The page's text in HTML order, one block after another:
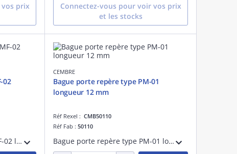
prix
Connectez-vous pour voir vos prix
et les stocks
02
Bague porte repère type PMF-02 longueur 20 mm
CEMBRE
Bague porte repère type PM-01
longueur 12 mm
Réf Rexel : CMB50110
Réf Fab : 50110
Bague porte repère type PM-01 longueur 12 mm